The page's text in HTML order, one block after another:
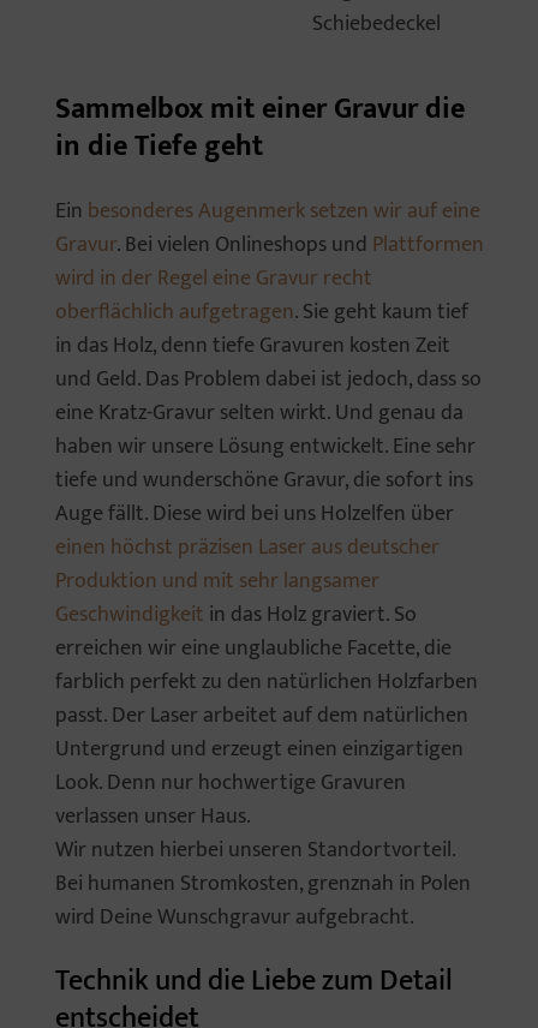
Schiebedeckel
Sammelbox mit einer Gravur die
in die Tiefe geht
Ein besonderes Augenmerk setzen wir auf eine
Gravur. Bei vielen Onlineshops und Plattformen
wird in der Regel eine Gravur recht
oberflächlich aufgetragen. Sie geht kaum tief
in das Holz, denn tiefe Gravuren kosten Zeit
und Geld. Das Problem dabei ist jedoch, dass so
eine Kratz-Gravur selten wirkt. Und genau da
haben wir unsere Lösung entwickelt. Eine sehr
tiefe und wunderschöne Gravur, die sofort ins
Auge fällt. Diese wird bei uns Holzelfen über
einen höchst präzisen Laser aus deutscher
Produktion und mit sehr langsamer
Geschwindigkeit in das Holz graviert. So
erreichen wir eine unglaubliche Facette, die
farblich perfekt zu den natürlichen Holzfarben
passt. Der Laser arbeitet auf dem natürlichen
Untergrund und erzeugt einen einzigartigen
Look. Denn nur hochwertige Gravuren
verlassen unser Haus.
Wir nutzen hierbei unseren Standortvorteil.
Bei humanen Stromkosten, grenznah in Polen
wird Deine Wunschgravur aufgebracht.
Technik und die Liebe zum Detail
entscheidet